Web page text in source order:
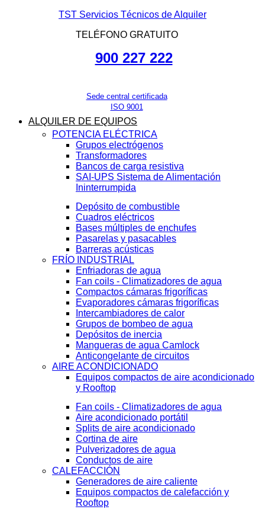
TST Servicios Técnicos de Alquiler
TELÉFONO GRATUITO
900 227 222
Sede central certificada
ISO 9001
ALQUILER DE EQUIPOS
POTENCIA ELÉCTRICA
Grupos electrógenos
Transformadores
Bancos de carga resistiva
SAI-UPS Sistema de Alimentación
Ininterrumpida
Depósito de combustible
Cuadros eléctricos
Bases múltiples de enchufes
Pasarelas y pasacables
Barreras acústicas
FRÍO INDUSTRIAL
Enfriadoras de agua
Fan coils - Climatizadores de agua
Compactos cámaras frigoríficas
Evaporadores cámaras frigoríficas
Intercambiadores de calor
Grupos de bombeo de agua
Depósitos de inercia
Mangueras de agua Camlock
Anticongelante de circuitos
AIRE ACONDICIONADO
Equipos compactos de aire acondicionado
y Rooftop
Fan coils - Climatizadores de agua
Aire acondicionado portátil
Splits de aire acondicionado
Cortina de aire
Pulverizadores de agua
Conductos de aire
CALEFACCIÓN
Generadores de aire caliente
Equipos compactos de calefacción y
Rooftop